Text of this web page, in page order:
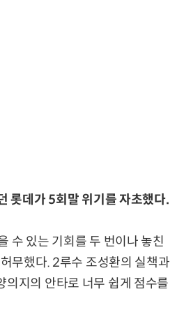
롯데가 5회말 위기를 자초했다.
수 있는 기회를 두 번이나 놓친
무했다. 2루수 조성환의 실책과
의지의 안타로 너무 쉽게 점수를